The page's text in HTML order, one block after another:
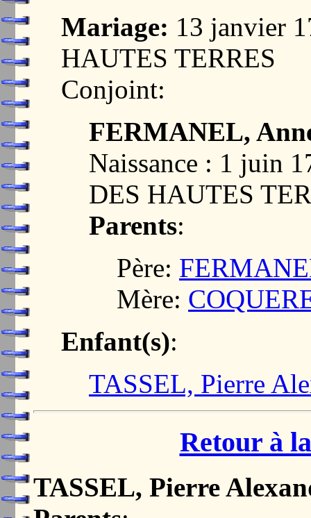
Mariage: 13 janvier
HAUTES TERRES
Conjoint:
FERMANEL,
Naissance : 1 juin
DES HAUTES
Parents:
Père:
Mère:
Enfant(s):
TASSEL, Pierre
Retour à
TASSEL, Pierre